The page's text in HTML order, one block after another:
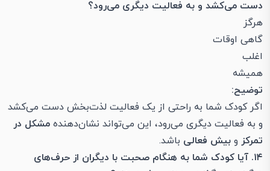
دست می‌کشد و به فعالیت دیگری می‌رود؟
هرگز
گاهی اوقات
اغلب
همیشه
توضیح:
اگر کودک شما به راحتی از یک فعالیت لذت‌بخش دست می‌کشد
و به فعالیت دیگری می‌رود، این می‌تواند نشان‌دهنده مشکل در
تمرکز و بیش فعالی باشد.
۱۴. آیا کودک شما به هنگام صحبت با دیگران از حرف‌های